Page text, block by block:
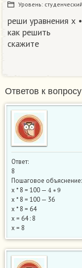
Уровень: студенческий
реши уравнения х
как решить
скажите
Ответов к
Ответ:
8
Пошаговое объяснение:
х * 8 = 100 — 4 9
х * 8 = 100 — 36
х * 8 = 64
х = 64 : 8
х = 8